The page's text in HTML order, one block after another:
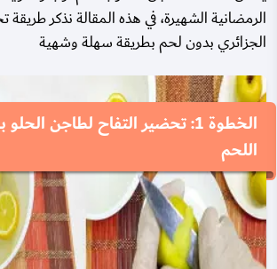
الرمضانية الشهيرة، في هذه المقالة نذكر
الجزائري بدون لحم بطريقة سهلة وشهية
الخطوة 1: تحضير التفاح لطاجن
اللحم